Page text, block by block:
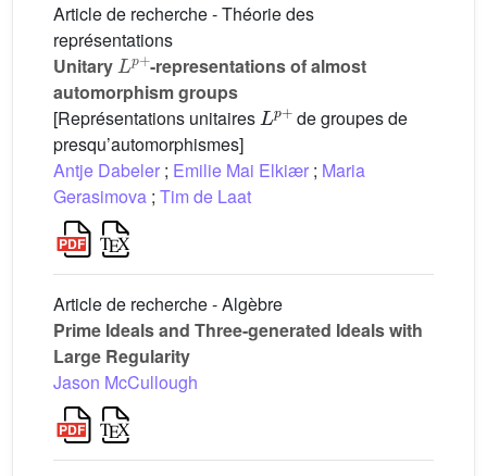
Article de recherche - Théorie des
représentations
Unitary
Lp+
-representations of almost
automorphism groups
[Représentations unitaires
+
de groupes de
presqu’automorphismes]
Antje Dabeler ; Emilie Mai Elkiær ; Maria
Gerasimova ; Tim de Laat
Article de recherche - Algèbre
Prime Ideals and Three-generated Ideals with
Large Regularity
Jason McCullough